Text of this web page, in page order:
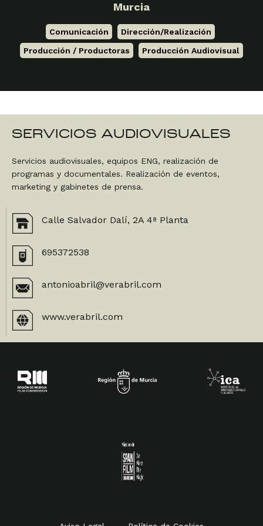
Murcia
Comunicación Dirección/Realización
Producción / Productoras
Producción Audiovisual
SERVICIOS AUDIOVISUALES
Servicios audiovisuales, equipos ENG, realización de
programas y documentales. Realización de eventos,
marketing y gabinetes de prensa.
Calle Salvador Dalí, 2A 4ª Planta
695372538
antonioabril@verabril.com
www.verabril.com